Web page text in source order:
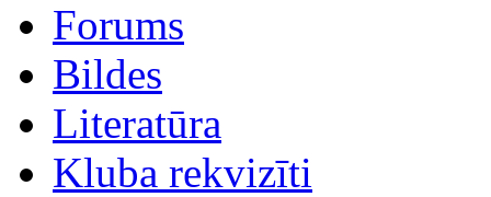
Forums
Bildes
Literatūra
Kluba rekvizīti